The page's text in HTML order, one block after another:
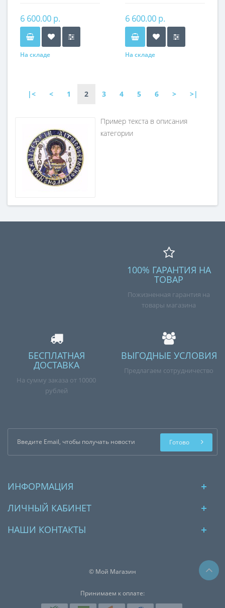
6 600.00 р.
На складе
6 600.00 р.
На складе
|< < 1 2 3 4 5 6 > >|
Пример текста в описания
категории
100% ГАРАНТИЯ НА
ТОВАР
Пожизненная гарантия на
товары магазина
БЕСПЛАТНАЯ
ДОСТАВКА
На сумму заказа от 10000
рублей
ВЫГОДНЫЕ УСЛОВИЯ
Предлагаем сотрудничество
Готово
ИНФОРМАЦИЯ
ЛИЧНЫЙ КАБИНЕТ
НАШИ КОНТАКТЫ
© Мой Магазин
Принимаем к оплате: